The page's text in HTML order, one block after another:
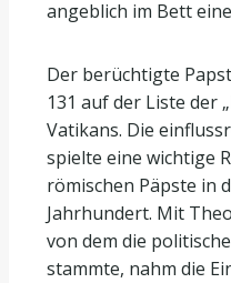
angeblich im Bett
Der berüchtigte
131 auf der Liste der
Vatikans. Die
spielte eine wichtige
römischen Päpste in
Jahrhundert. Mit
von dem die
stammte, nahm die